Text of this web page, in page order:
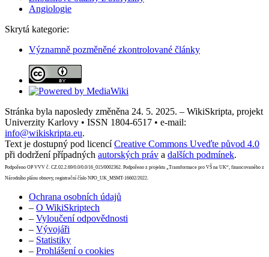
Angiologie
Skrytá kategorie:
Významně pozměněné zkontrolované články
Stránka byla naposledy změněna 24. 5. 2025. – WikiSkripta, projekt
Univerzity Karlovy • ISSN 1804-6517 • e-mail:
info@wikiskripta.eu.
Text je dostupný pod licencíCreative Commons Uveďte původ 4.0
při dodržení případných autorských práv a dalších podmínek.
Podpořeno OP VVV č. CZ.02.2.69/0.0/0.0/16_015/0002362. Podpořeno z projektu „Transformace pro VŠ na UK“, financovaného z
Národního plánu obnovy, registrační číslo NPO_UK_MSMT-16602/2022.
Ochrana osobních údajů
– O WikiSkriptech
– Vyloučení odpovědnosti
– Vývojáři
– Statistiky
– Prohlášení o cookies